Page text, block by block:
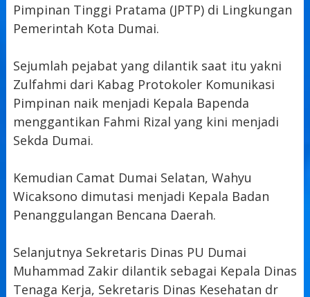
Pimpinan Tinggi Pratama (JPTP) di Lingkungan
Pemerintah Kota Dumai.
Sejumlah pejabat yang dilantik saat itu yakni
Zulfahmi dari Kabag Protokoler Komunikasi
Pimpinan naik menjadi Kepala Bapenda
menggantikan Fahmi Rizal yang kini menjadi
Sekda Dumai.
Kemudian Camat Dumai Selatan, Wahyu
Wicaksono dimutasi menjadi Kepala Badan
Penanggulangan Bencana Daerah.
Selanjutnya Sekretaris Dinas PU Dumai
Muhammad Zakir dilantik sebagai Kepala Dinas
Tenaga Kerja, Sekretaris Dinas Kesehatan dr